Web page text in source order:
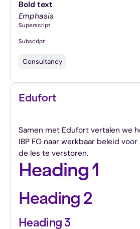
Bold text
Emphasis
Superscript
Subscript
Consultancy
Edufort
Samen met Edufort vertalen we
IBP FO naar werkbaar beleid
de les te verstoren.
Heading 1
Heading 2
Heading 3